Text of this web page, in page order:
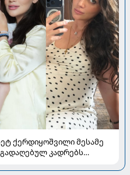
ქერდიყოშვილი მესამე
კადრებს